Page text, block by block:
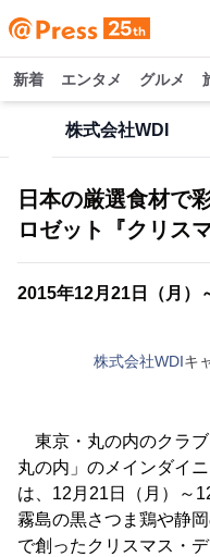
新着 エンタメ グルメ
株式会社WDI
日本の厳選食材で
ロゼット『クリス
2015年12月21日（月）
株式会社WDIキ
東京・丸の内のクラブ
丸の内」のメインダイ
は、12月21日（月）～
霧島の黒さつま鶏や静
で創ったクリスマス・